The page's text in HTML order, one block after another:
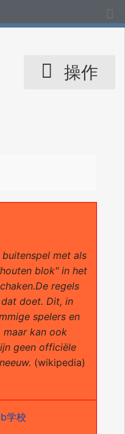
操作
buitenspel met als
blok" in het
regels
doet. Dit, in
spelers en
maar kan ook
geen officiële
(wikipedia)
学校